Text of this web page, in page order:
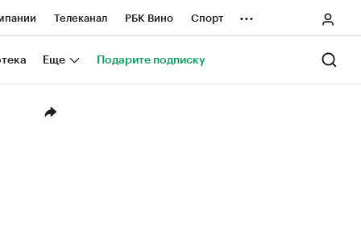
Телеканал РБК Вино Спорт
проекты Город
...
Еще Подарите подписку